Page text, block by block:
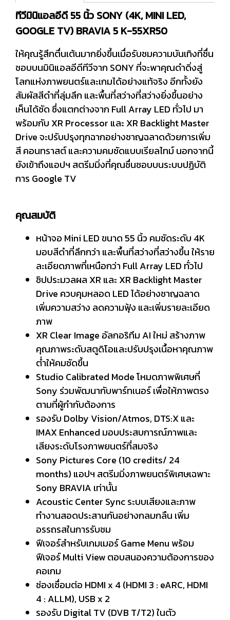
ทีวีมินิแอลอีดี 55 นิ้ว SONY (4K, MINI LED,
GOOGLE TV) BRAVIA 5 K-55XR50
ให้คุณรู้สึกตื่นเต้นมากยิ่งขึ้นเมื่อรับชมความบันเทิงที่ชื่น
ชอบบนมินิแอลอีดีทีวีจาก SONY ที่จะพาคุณดำดิ่งสู่
โลกแห่งภาพยนตร์และเกมได้อย่างแท้จริง อีกทั้งยัง
สัมผัสสีดำที่ลุ่มลึก และพื้นที่สว่างที่สว่างยิ่งขึ้นอย่าง
เห็นได้ชัด ซึ่งแตกต่างจาก Full Array LED ทั่วไป มา
พร้อมกับ XR Processor และ XR Backlight Master
Drive จะปรับปรุงทุกฉากอย่างชาญฉลาดด้วยการเพิ่ม
สี คอนทราสต์ และความคมชัดแบบเรียลไทม์ นอกจากนี้
ยังเข้าถึงแอปฯ สตรีมมิ่งที่คุณชื่นชอบบนระบบปฏิบัติ
การ Google TV
คุณสมบัติ
หน้าจอ Mini LED ขนาด 55 นิ้ว คมชัดระดับ 4K
มอบสีดำที่ลึกกว่า และพื้นที่สว่างที่สว่างขึ้น ให้ราย
ละเอียดภาพที่เหนือกว่า Full Array LED ทั่วไป
ชิปประมวลผล XR และ XR Backlight Master
Drive ควบคุมหลอด LED ได้อย่างชาญฉลาด
เพิ่มความสว่าง ลดความฟุ้ง และเพิ่มรายละเอียด
ภาพ
XR Clear Image อัลกอริทึม AI ใหม่ สร้างภาพ
คุณภาพระดับสตูดิโอและปรับปรุงเนื้อหาคุณภาพ
ต่ำให้คมชัดขึ้น
Studio Calibrated Mode โหมดภาพพิเศษที่
Sony ร่วมพัฒนากับพาร์ทเนอร์ เพื่อให้ภาพตรง
ตามที่ผู้กำกับต้องการ
รองรับ Dolby Vision/Atmos, DTS:X และ
IMAX Enhanced มอบประสบการณ์ภาพและ
เสียงระดับโรงภาพยนตร์ที่สมจริง
Sony Pictures Core (10 credits/ 24
months) แอปฯ สตรีมมิ่งภาพยนตร์พิเศษเฉพาะ
Sony BRAVIA เท่านั้น
Acoustic Center Sync ระบบเสียงและภาพ
ทำงานสอดประสานกันอย่างกลมกลืน เพิ่ม
อรรถรสในการรับชม
ฟีเจอร์สำหรับเกมเมอร์ Game Menu พร้อม
ฟีเจอร์ Multi View ตอบสนองความต้องการของ
คอเกม
ช่องเชื่อมต่อ HDMI x 4 (HDMI 3 : eARC, HDMI
4 : ALLM), USB x 2
รองรับ Digital TV (DVB T/T2) ในตัว